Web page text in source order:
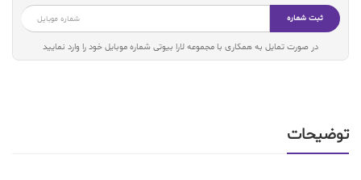
ثبت شماره
در صورت تمایل به همکاری با مجموعه لارا بیوتی شماره موبایل خود را وارد نمایید
توضیحات